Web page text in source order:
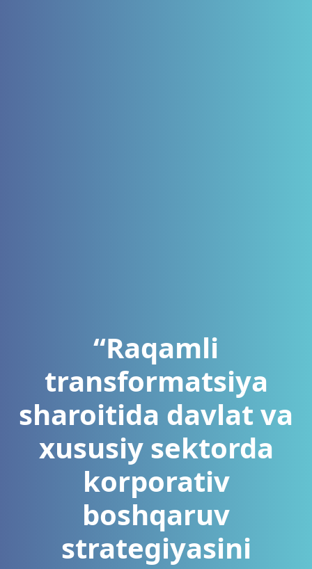
“Raqamli
transformatsiya
sharoitida davlat va
xususiy sektorda
korporativ
boshqaruv
strategiyasini